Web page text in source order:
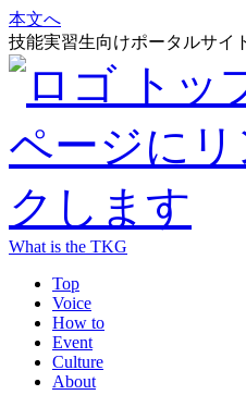
本文へ
技能実習生向けポータルサイ
What is the TKG
Top
Voice
How to
Event
Culture
About